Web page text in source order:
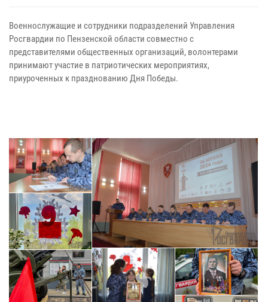
Военнослужащие и сотрудники подразделений Управления
Росгвардии по Пензенской области совместно с
представителями общественных организаций, волонтерами
принимают участие в патриотических мероприятиях,
приуроченных к празднованию Дня Победы.